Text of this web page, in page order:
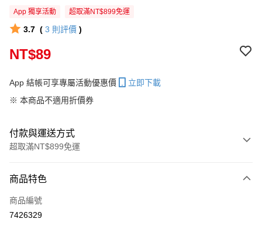
App 獨享活動 超取滿NT$899免運
3.7 ( 3 則評價 )
NT$89
App 結帳可享專屬活動優惠價
立即下載
※ 本商品不適用折價券
付款與運送方式
超取滿NT$899免運
信用卡一次付款
超商取貨付款
商品特色
商品編號
7426329